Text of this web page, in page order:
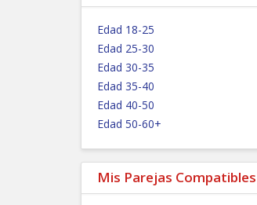
Edad 18-25
Edad 25-30
Edad 30-35
Edad 35-40
Edad 40-50
Edad 50-60+
Mis Parejas Compatibles